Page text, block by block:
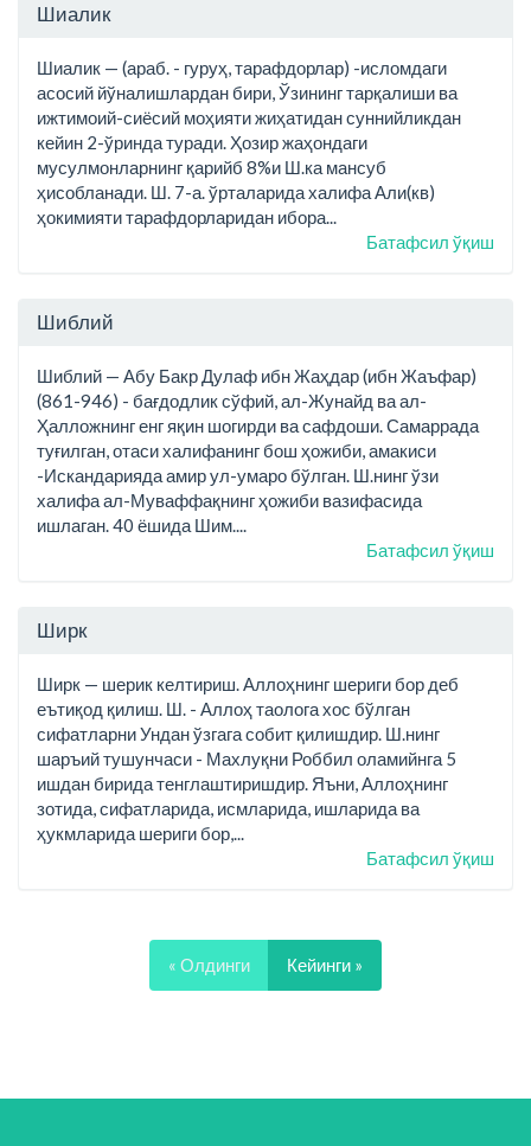
Шиалик
Шиалик — (араб. - гуруҳ, тарафдорлар) -исломдаги
асосий йўналишлардан бири, Ўзининг тарқалиши ва
ижтимоий-сиёсий моҳияти жиҳатидан суннийликдан
кейин 2-ўринда туради. Ҳозир жаҳондаги
мусулмонларнинг қарийб 8%и Ш.ка мансуб
ҳисобланади. Ш. 7-а. ўрталарида халифа Али(кв)
ҳокимияти тарафдорларидан ибора...
Батафсил ўқиш
Шиблий
Шиблий — Абу Бакр Дулаф ибн Жаҳдар (ибн Жаъфар)
(861-946) - бағдодлик сўфий, ал-Жунайд ва ал-
Ҳалложнинг енг яқин шогирди ва сафдоши. Самаррада
туғилган, отаси халифанинг бош ҳожиби, амакиси
-Искандарияда амир ул-умаро бўлган. Ш.нинг ўзи
халифа ал-Муваффақнинг ҳожиби вазифасида
ишлаган. 40 ёшида Шим....
Батафсил ўқиш
Ширк
Ширк — шерик келтириш. Аллоҳнинг шериги бор деб
еътиқод қилиш. Ш. - Аллоҳ таолога хос бўлган
сифатларни Ундан ўзгага собит қилишдир. Ш.нинг
шаръий тушунчаси - Махлуқни Роббил оламийнга 5
ишдан бирида тенглаштиришдир. Яъни, Аллоҳнинг
зотида, сифатларида, исмларида, ишларида ва
ҳукмларида шериги бор,...
Батафсил ўқиш
« Олдинги Кейинги »